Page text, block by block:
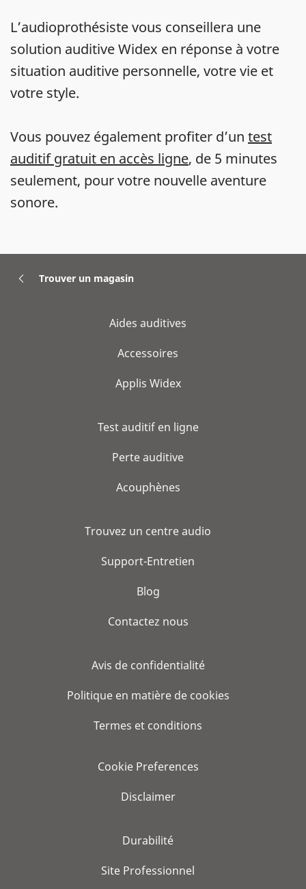
L’audioprothésiste vous conseillera une
solution auditive Widex en réponse à votre
situation auditive personnelle, votre vie et
votre style.
Vous pouvez également profiter d’un test
auditif gratuit en accès ligne, de 5 minutes
seulement, pour votre nouvelle aventure
sonore.
Trouver un magasin
Aides auditives
Accessoires
Applis Widex
Test auditif en ligne
Perte auditive
Acouphènes
Trouvez un centre audio
Support-Entretien
Blog
Contactez nous
Avis de confidentialité
Politique en matière de cookies
Termes et conditions
Cookie Preferences
Disclaimer
Durabilité
Site Professionnel